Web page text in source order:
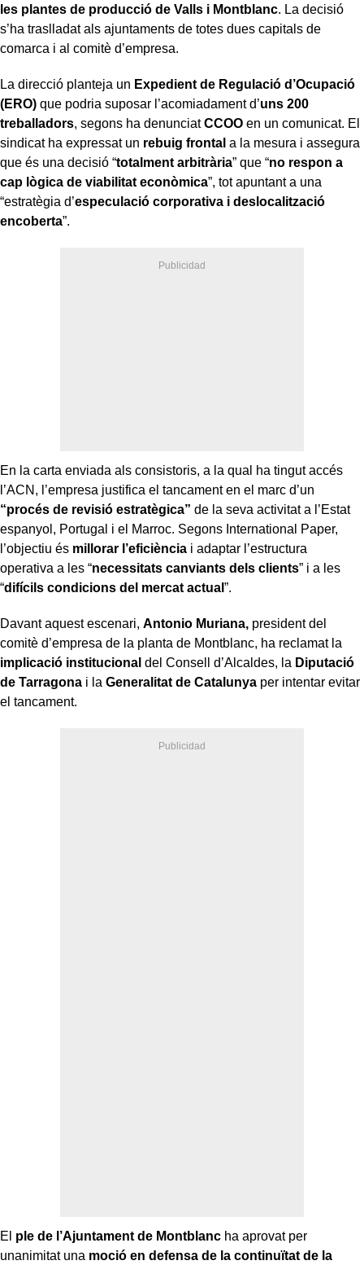
les plantes de producció de Valls i Montblanc. La decisió
s’ha traslladat als ajuntaments de totes dues capitals de
comarca i al comitè d’empresa.
La direcció planteja un Expedient de Regulació d’Ocupació
(ERO) que podria suposar l’acomiadament d’uns 200
treballadors, segons ha denunciatCCOO en un comunicat. El
sindicat ha expressat un rebuig frontal a la mesura i assegura
que és una decisió “totalment arbitrària” que “no respon a
cap lògica de viabilitat econòmica”, tot apuntant a una
“estratègia d’especulació corporativa i deslocalització
encoberta”.
En la carta enviada als consistoris, a la qual ha tingut accés
l’ACN, l’empresa justifica el tancament en el marc d’un
“procés de revisió estratègica” de la seva activitat a l’Estat
espanyol, Portugal i el Marroc. Segons International Paper,
l’objectiu és millorar l’eficiència i adaptar l’estructura
operativa a les “necessitats canviants dels clients” i a les
“difícils condicions del mercat actual ”.
Davant aquest escenari, Antonio Muriana, president del
comitè d’empresa de la planta de Montblanc, ha reclamat la
implicació institucional del Consell d’Alcaldes, la Diputació
de Tarragona i la Generalitat de Catalunya per intentar evitar
el tancament.
El ple de l’Ajuntament de Montblanc ha aprovat per
unanimitat una moció en defensa de la continuïtat de la